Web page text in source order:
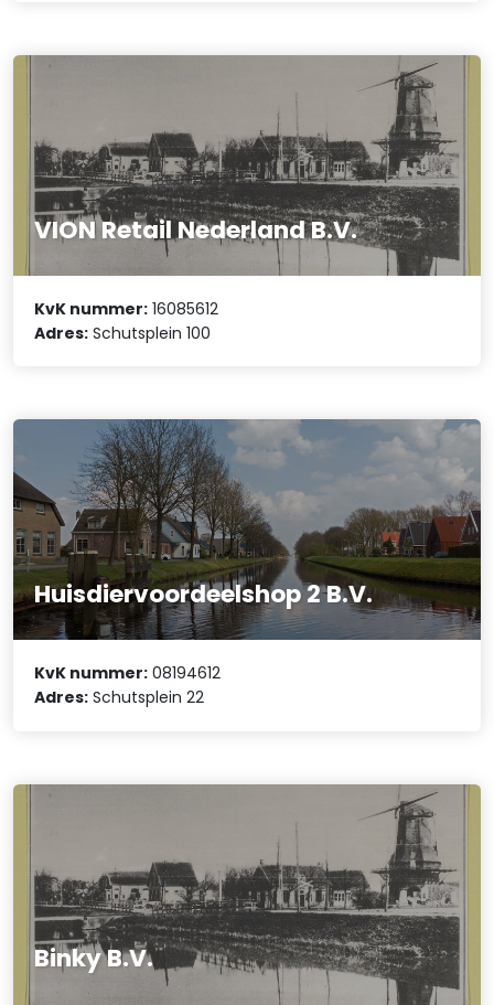
VION Retail Nederland B.V.
KvK nummer: 16085612
Adres: Schutsplein 100
Huisdiervoordeelshop 2 B.V.
KvK nummer: 08194612
Adres: Schutsplein 22
Binky B.V.